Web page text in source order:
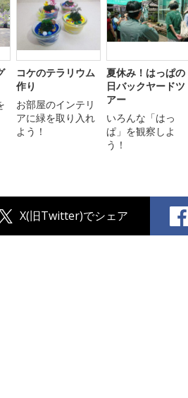
コケのテラリウム
作り
お部屋のインテリ
アに緑を取り入れ
よう！
夏休み！はっぱの
日バックヤードツ
アー
いろんな「はっ
ぱ」を観察しよ
う！
X(旧Twitter)でシェア